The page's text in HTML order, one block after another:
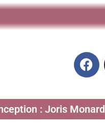
: Joris Monard